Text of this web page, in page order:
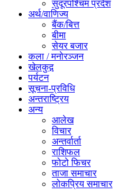
सुदूरपश्चिम प्रदेश
अर्थ/वाणिज्य
बैंक/बित्त
बीमा
सेयर बजार
कला / मनोरञ्जन
खेलकुद़़
पर्यटन
सूचना-प्रविधि
अन्तराष्ट्रिय
अन्य
आलेख
विचार
अन्तर्वार्ता
राशिफल
फोटो फिचर
ताजा समाचार
लोकप्रिय समाचार